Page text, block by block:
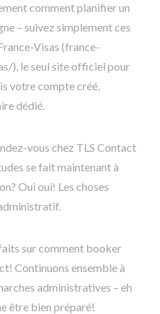
comment planifier un
– suivez simplement ces
Visas (france-
), le seul site officiel pour
votre compte créé,
dédié.
vous chez TLS Contact
se fait maintenant à
Oui oui! Les choses
sur comment booker
Continuons ensemble à
administratives – eh
être bien préparé!